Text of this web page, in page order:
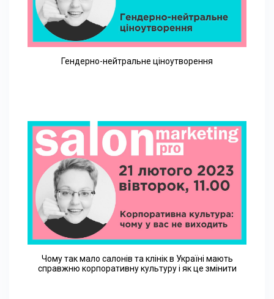
Гендерно-нейтральне ціноутворення
Чому так мало салонів та клінік в Україні мають
справжню корпоративну культуру і як це змінити